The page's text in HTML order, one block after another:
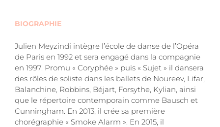
BIOGRAPHIE
Julien Meyzindi intègre l’école de danse de l’Opéra
de Paris en 1992 et sera engagé dans la compagnie
en 1997. Promu « Coryphée » puis « Sujet » il dansera
des rôles de soliste dans les ballets de Noureev, Lifar,
Balanchine, Robbins, Béjart, Forsythe, Kylian, ainsi
que le répertoire contemporain comme Bausch et
Cunningham. En 2013, il crée sa première
chorégraphie « Smoke Alarm ». En 2015, il